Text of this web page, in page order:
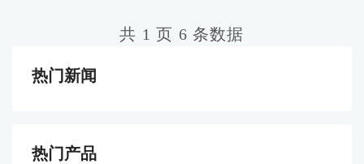
共 1 页 6 条数据
热门新闻
热门产品